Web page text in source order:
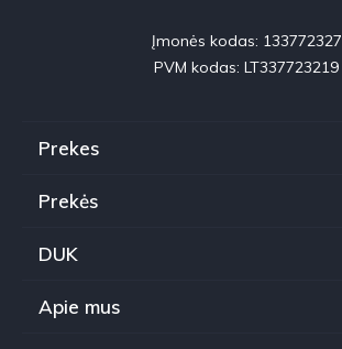
Įmonės kodas: 133772327
PVM kodas: LT337723219
Prekes
Prekės
DUK
Apie mus